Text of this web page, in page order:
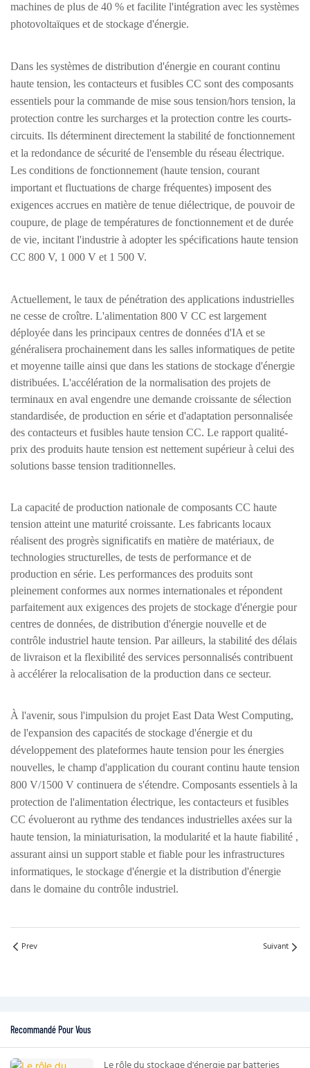
machines de plus de 40 % et facilite l'intégration avec les systèmes
photovoltaïques et de stockage d'énergie.
Dans les systèmes de distribution d'énergie en courant continu
haute tension, les contacteurs et fusibles CC sont des composants
essentiels pour la commande de mise sous tension/hors tension, la
protection contre les surcharges et la protection contre les courts-
circuits. Ils déterminent directement la stabilité de fonctionnement
et la redondance de sécurité de l'ensemble du réseau électrique.
Les conditions de fonctionnement (haute tension, courant
important et fluctuations de charge fréquentes) imposent des
exigences accrues en matière de tenue diélectrique, de pouvoir de
coupure, de plage de températures de fonctionnement et de durée
de vie, incitant l'industrie à adopter les spécifications haute tension
CC 800 V, 1 000 V et 1 500 V.
Actuellement, le taux de pénétration des applications industrielles
ne cesse de croître. L'alimentation 800 V CC est largement
déployée dans les principaux centres de données d'IA et se
généralisera prochainement dans les salles informatiques de petite
et moyenne taille ainsi que dans les stations de stockage d'énergie
distribuées. L'accélération de la normalisation des projets de
terminaux en aval engendre une demande croissante de sélection
standardisée, de production en série et d'adaptation personnalisée
des contacteurs et fusibles haute tension CC. Le rapport qualité-
prix des produits haute tension est nettement supérieur à celui des
solutions basse tension traditionnelles.
La capacité de production nationale de composants CC haute
tension atteint une maturité croissante. Les fabricants locaux
réalisent des progrès significatifs en matière de matériaux, de
technologies structurelles, de tests de performance et de
production en série. Les performances des produits sont
pleinement conformes aux normes internationales et répondent
parfaitement aux exigences des projets de stockage d'énergie pour
centres de données, de distribution d'énergie nouvelle et de
contrôle industriel haute tension. Par ailleurs, la stabilité des délais
de livraison et la flexibilité des services personnalisés contribuent
à accélérer la relocalisation de la production dans ce secteur.
À l'avenir, sous l'impulsion du projet East Data West Computing,
de l'expansion des capacités de stockage d'énergie et du
développement des plateformes haute tension pour les énergies
nouvelles, le champ d'application du courant continu haute tension
800 V/1500 V continuera de s'étendre. Composants essentiels à la
protection de l'alimentation électrique, les contacteurs et fusibles
CC évolueront au rythme des tendances industrielles axées sur la
haute tension, la miniaturisation, la modularité et la haute fiabilité ,
assurant ainsi un support stable et fiable pour les infrastructures
informatiques, le stockage d'énergie et la distribution d'énergie
dans le domaine du contrôle industriel.
Prev Suivant
Recommandé Pour Vous